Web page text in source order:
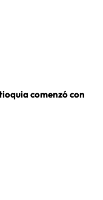
comenzó con